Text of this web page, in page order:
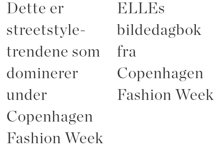
Dette er
streetstyle-
trendene som
dominerer
under
Copenhagen
Fashion Week
ELLEs
bildedagbok
fra
Copenhagen
Fashion Week